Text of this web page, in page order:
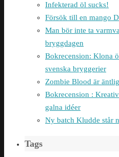
Infekterad öl sucks!
Försök till en mango
Man bör inte ta
bryggdagen
Bokrecension: Klona
svenska bryggerier
Zombie Blood är
Bokrecension :
galna idéer
Ny batch Kludde står
Tags